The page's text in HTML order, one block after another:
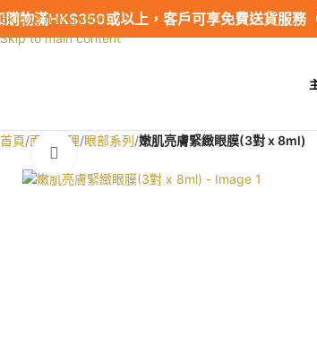
Skip to navigation
Skip to main content
購物滿HK$350或以上，客戶可享免費送貨服務
首頁/面部護理/眼部系列/嫩肌亮膚緊緻眼膜(3對 x 8ml)